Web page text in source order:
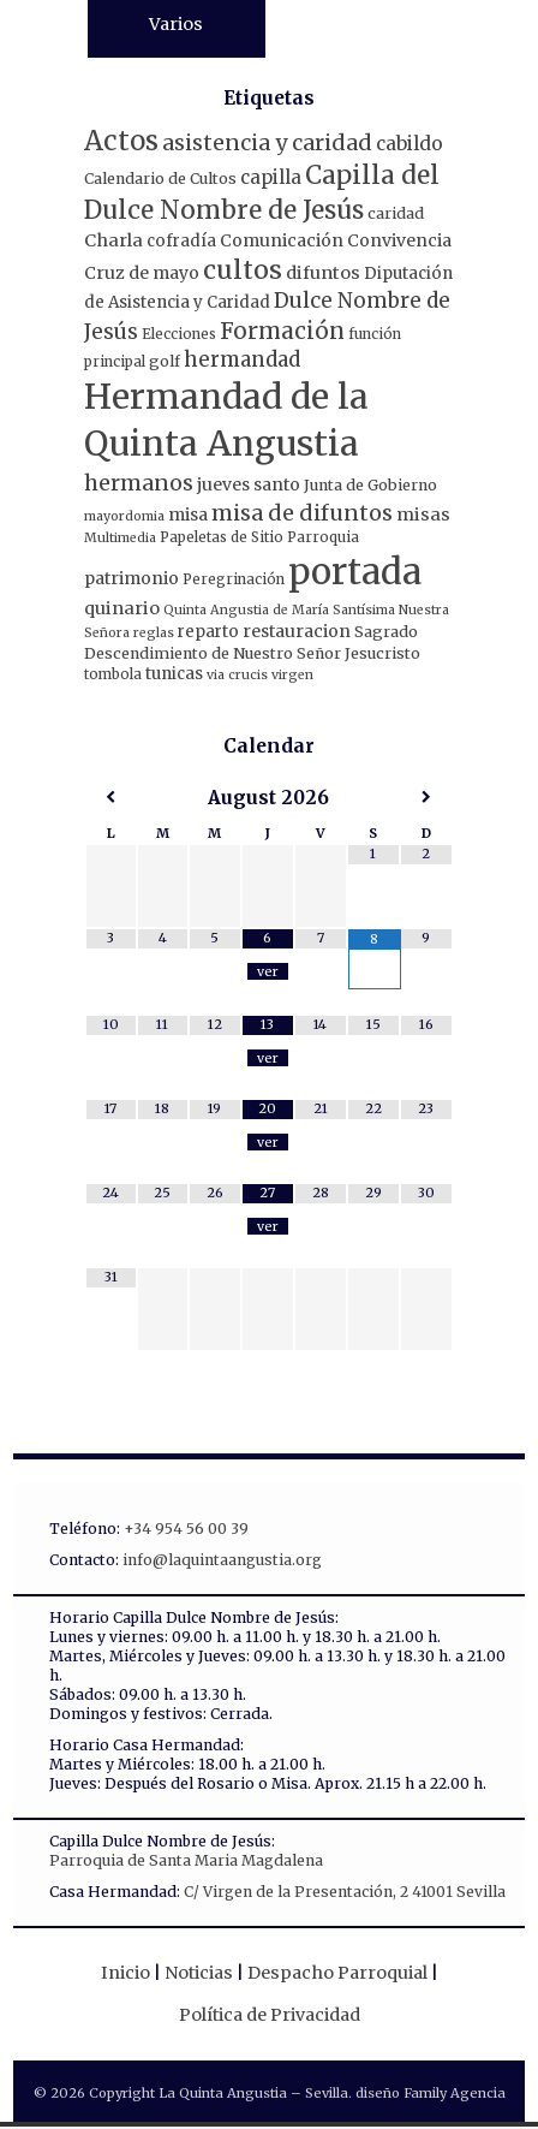
Varios
Etiquetas
Actos asistencia y caridad cabildo
Calendario de Cultos capilla Capilla del
Dulce Nombre de Jesús caridad
Charla cofradía Comunicación Convivencia
Cruz de mayo cultos difuntos Diputación
de Asistencia y CaridadDulce Nombre de
Jesús Elecciones Formación función
principal golf hermandad
Hermandad de la
Quinta Angustia
hermanos jueves santo Junta de Gobierno
mayordomia misamisa de difuntos misas
Multimedia Papeletas de Sitio Parroquia
patrimonio Peregrinación portada
quinario Quinta Angustia de María Santísima Nuestra
Señora reglas reparto restauracion Sagrado
Descendimiento de Nuestro Señor Jesucristo
tombola tunicas via crucis virgen
Calendar
August 2026
L M M J V S
D
1
2
3 4 5
6
ver
7 8 9
10 11 12
13
ver
14 15 16
17 18 19
20
ver
21 22 23
24 25 26
27
ver
28 29 30
31
Teléfono: +34 954 56 00 39
Contacto: info@laquintaangustia.org
Horario Capilla Dulce Nombre de Jesús:
Lunes y viernes: 09.00 h. a 11.00 h. y 18.30 h. a 21.00 h.
Martes, Miércoles y Jueves: 09.00 h. a 13.30 h. y 18.30 h. a 21.00
h.
Sábados: 09.00 h. a 13.30 h.
Domingos y festivos: Cerrada.
Horario Casa Hermandad:
Martes y Miércoles: 18.00 h. a 21.00 h.
Jueves: Después del Rosario o Misa. Aprox. 21.15 h a 22.00 h.
Capilla Dulce Nombre de Jesús:
Parroquia de Santa Maria Magdalena
Casa Hermandad: C/ Virgen de la Presentación, 2 41001 Sevilla
Inicio Noticias
Despacho Parroquial
Política de Privacidad
© 2026 Copyright La Quinta Angustia – Sevilla. diseño Family Agencia